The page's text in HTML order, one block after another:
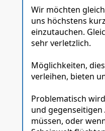
Wir möchten
uns höchstens
einzutauchen.
sehr verletzlich.
Möglichkeiten,
verleihen, bieten
Problematisch
und
müssen, oder